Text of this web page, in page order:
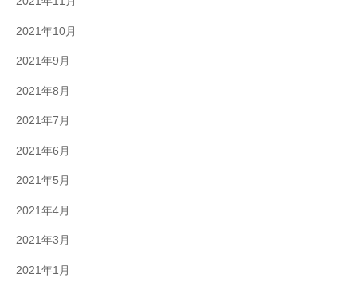
2021年10月
2021年9月
2021年8月
2021年7月
2021年6月
2021年5月
2021年4月
2021年3月
2021年1月